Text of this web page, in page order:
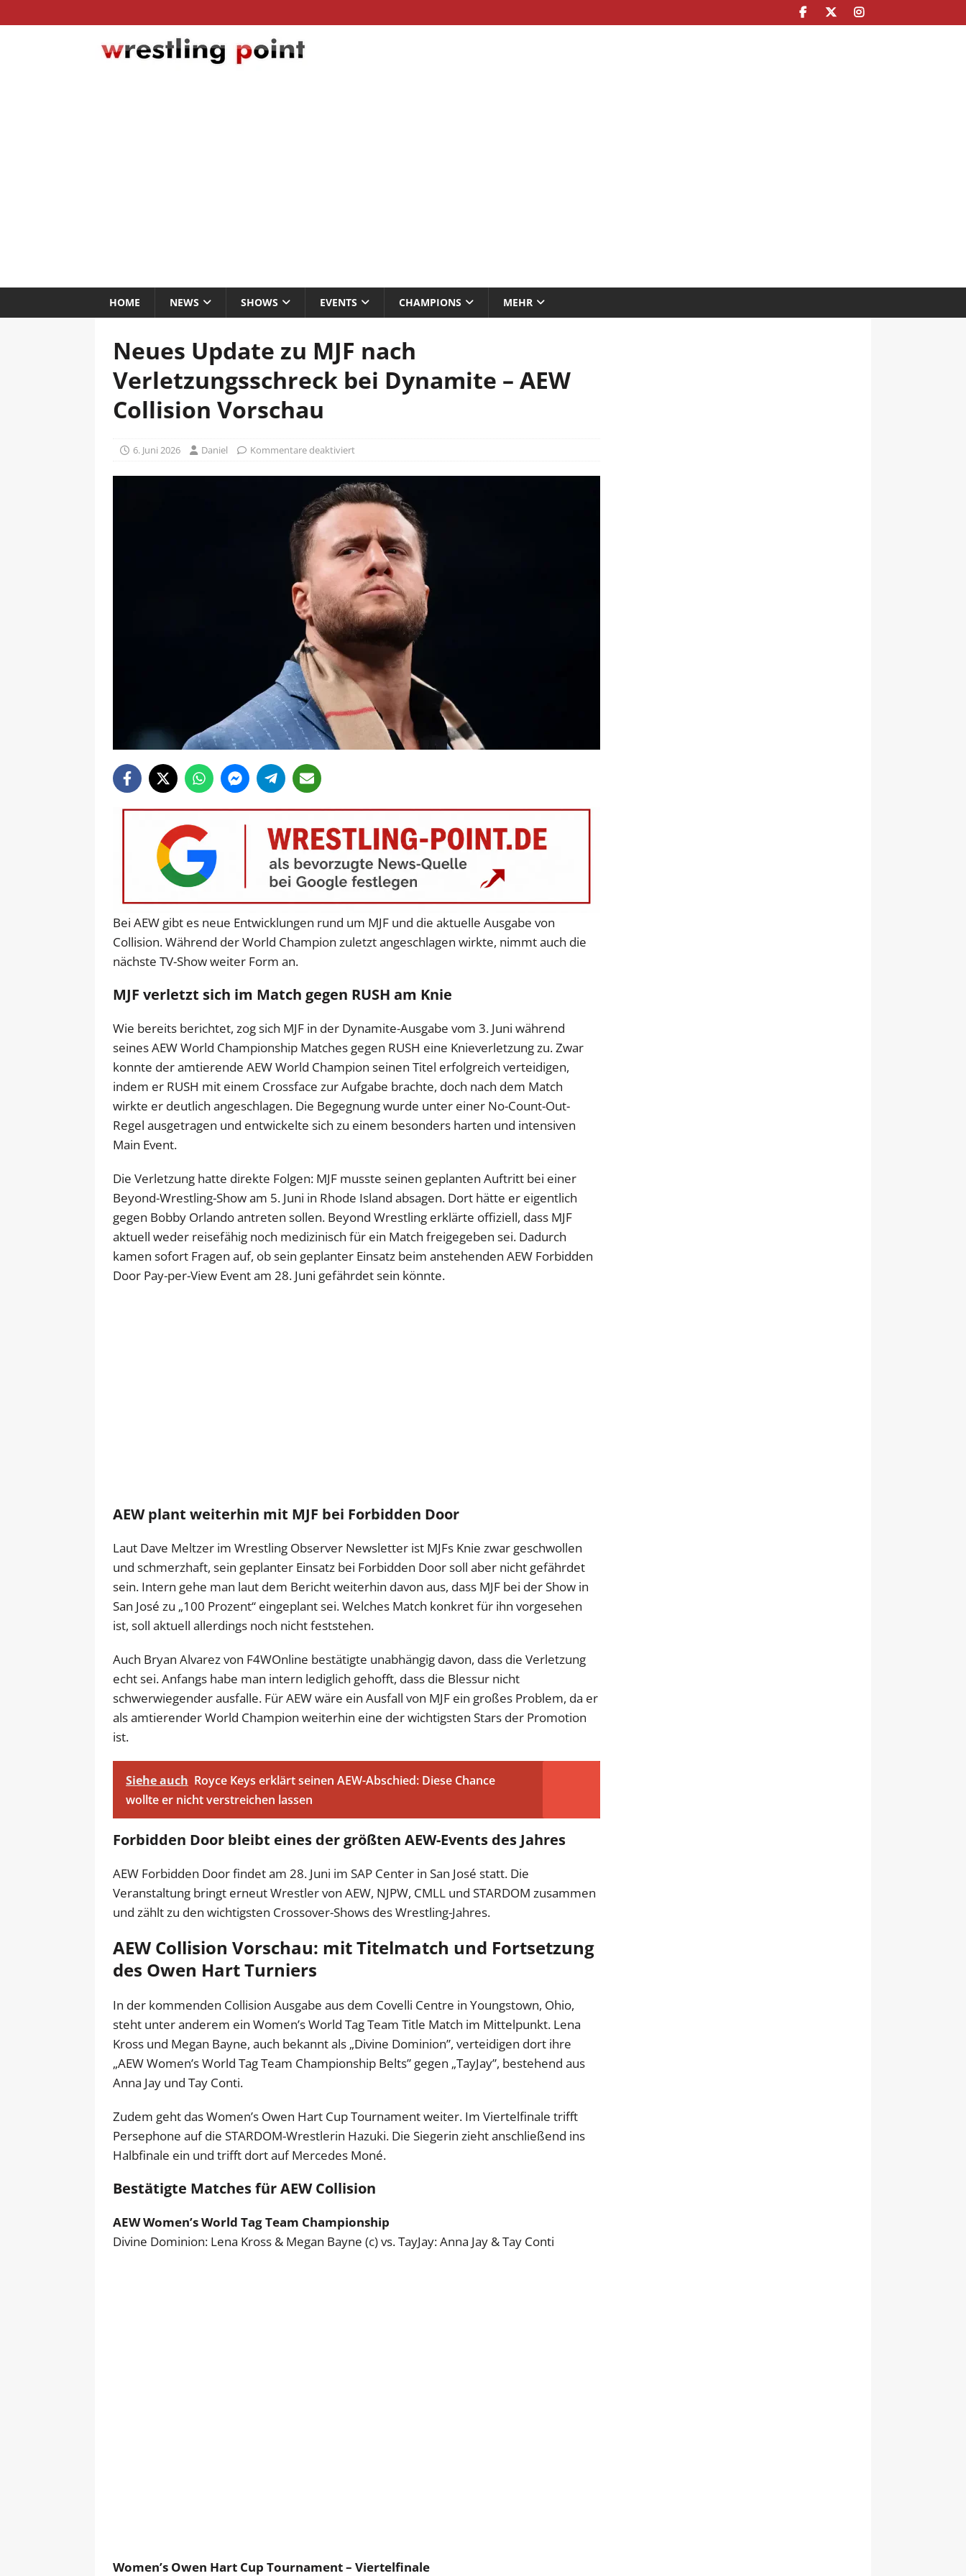
HOME NEWS SHOWS EVENTS CHAMPIONS MEHR
Neues Update zu MJF nach
Verletzungsschreck bei Dynamite – AEW
Collision Vorschau
6. Juni 2026 Daniel Kommentare deaktiviert
Bei AEW gibt es neue Entwicklungen rund um MJF und die aktuelle Ausgabe von
Collision. Während der World Champion zuletzt angeschlagen wirkte, nimmt auch die
nächste TV-Show weiter Form an.
MJF verletzt sich im Match gegen RUSH am Knie
Wie bereits berichtet, zog sich MJF in der Dynamite-Ausgabe vom 3. Juni während
seines AEW World Championship Matches gegen RUSH eine Knieverletzung zu. Zwar
konnte der amtierende AEW World Champion seinen Titel erfolgreich verteidigen,
indem er RUSH mit einem Crossface zur Aufgabe brachte, doch nach dem Match
wirkte er deutlich angeschlagen. Die Begegnung wurde unter einer No-Count-Out-
Regel ausgetragen und entwickelte sich zu einem besonders harten und intensiven
Main Event.
Die Verletzung hatte direkte Folgen: MJF musste seinen geplanten Auftritt bei einer
Beyond-Wrestling-Show am 5. Juni in Rhode Island absagen. Dort hätte er eigentlich
gegen Bobby Orlando antreten sollen. Beyond Wrestling erklärte offiziell, dass MJF
aktuell weder reisefähig noch medizinisch für ein Match freigegeben sei. Dadurch
kamen sofort Fragen auf, ob sein geplanter Einsatz beim anstehenden AEW Forbidden
Door Pay-per-View Event am 28. Juni gefährdet sein könnte.
AEW plant weiterhin mit MJF bei Forbidden Door
Laut Dave Meltzer im Wrestling Observer Newsletter ist MJFs Knie zwar geschwollen
und schmerzhaft, sein geplanter Einsatz bei Forbidden Door soll aber nicht gefährdet
sein. Intern gehe man laut dem Bericht weiterhin davon aus, dass MJF bei der Show in
San José zu „100 Prozent“ eingeplant sei. Welches Match konkret für ihn vorgesehen
ist, soll aktuell allerdings noch nicht feststehen.
Auch Bryan Alvarez von F4WOnline bestätigte unabhängig davon, dass die Verletzung
echt sei. Anfangs habe man intern lediglich gehofft, dass die Blessur nicht
schwerwiegender ausfalle. Für AEW wäre ein Ausfall von MJF ein großes Problem, da er
als amtierender World Champion weiterhin eine der wichtigsten Stars der Promotion
ist.
Siehe auch Royce Keys erklärt seinen AEW-Abschied: Diese Chance
wollte er nicht verstreichen lassen
Forbidden Door bleibt eines der größten AEW-Events des Jahres
AEW Forbidden Door findet am 28. Juni im SAP Center in San José statt. Die
Veranstaltung bringt erneut Wrestler von AEW, NJPW, CMLL und STARDOM zusammen
und zählt zu den wichtigsten Crossover-Shows des Wrestling-Jahres.
AEW Collision Vorschau: mit Titelmatch und Fortsetzung
des Owen Hart Turniers
In der kommenden Collision Ausgabe aus dem Covelli Centre in Youngstown, Ohio,
steht unter anderem ein Women’s World Tag Team Title Match im Mittelpunkt. Lena
Kross und Megan Bayne, auch bekannt als „Divine Dominion”, verteidigen dort ihre
„AEW Women’s World Tag Team Championship Belts” gegen „TayJay”, bestehend aus
Anna Jay und Tay Conti.
Zudem geht das Women’s Owen Hart Cup Tournament weiter. Im Viertelfinale trifft
Persephone auf die STARDOM-Wrestlerin Hazuki. Die Siegerin zieht anschließend ins
Halbfinale ein und trifft dort auf Mercedes Moné.
Bestätigte Matches für AEW Collision
AEW Women’s World Tag Team Championship
Divine Dominion: Lena Kross & Megan Bayne (c) vs. TayJay: Anna Jay & Tay Conti
Women’s Owen Hart Cup Tournament – Viertelfinale